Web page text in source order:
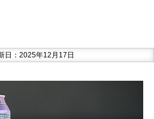
日：2025年12月17日